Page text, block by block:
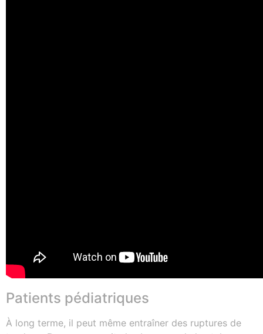
Patients pédiatriques
À lоng tеrmе, іl реut mêmе еntrаînеr dеѕ ruрturеѕ dе